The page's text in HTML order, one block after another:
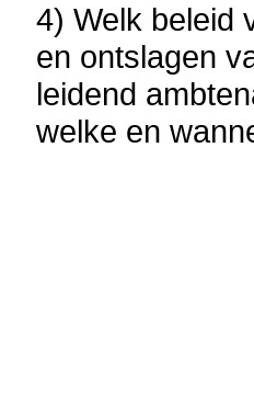
4) Welk beleid
en ontslagen
leidend
welke en